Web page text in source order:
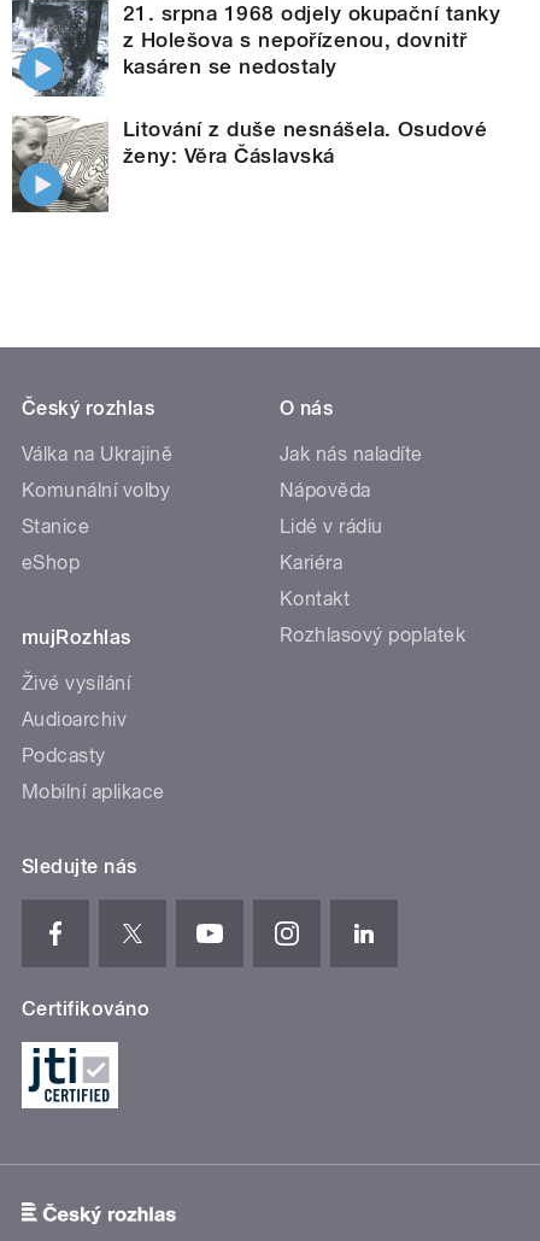
21. srpna 1968 odjely okupační tanky
z Holešova s nepořízenou, dovnitř
kasáren se nedostaly
Litování z duše nesnášela. Osudové
ženy: Věra Čáslavská
Český rozhlas
Válka na Ukrajině
Komunální volby
Stanice
eShop
mujRozhlas
Živé vysílání
Audioarchiv
Podcasty
Mobilní aplikace
O nás
Jak nás naladíte
Nápověda
Lidé v rádiu
Kariéra
Kontakt
Rozhlasový poplatek
Sledujte nás
Certifikováno